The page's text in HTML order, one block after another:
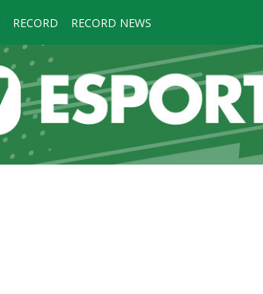
RECORD RECORD NEWS